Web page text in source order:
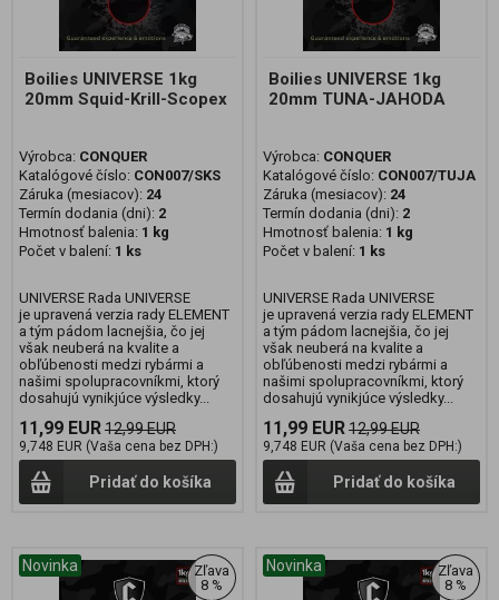
Boilies UNIVERSE 1kg
20mm Squid-Krill-Scopex
Výrobca: CONQUER
Katalógové číslo: CON007/SKS
Záruka (mesiacov): 24
Termín dodania (dni): 2
Hmotnosť balenia: 1 kg
Počet v balení: 1 ks
UNIVERSE Rada UNIVERSE
je upravená verzia rady ELEMENT
a tým pádom lacnejšia, čo jej
však neuberá na kvalite a
obľúbenosti medzi rybármi a
našimi spolupracovníkmi, ktorý
dosahujú vynikjúce výsledky...
11,99 EUR12,99 EUR
9,748 EUR (Vaša cena bez DPH:)
Pridať do košíka
Boilies UNIVERSE 1kg
20mm TUNA-JAHODA
Výrobca: CONQUER
Katalógové číslo: CON007/TUJA
Záruka (mesiacov): 24
Termín dodania (dni): 2
Hmotnosť balenia: 1 kg
Počet v balení: 1 ks
UNIVERSE Rada UNIVERSE
je upravená verzia rady ELEMENT
a tým pádom lacnejšia, čo jej
však neuberá na kvalite a
obľúbenosti medzi rybármi a
našimi spolupracovníkmi, ktorý
dosahujú vynikjúce výsledky...
11,99 EUR12,99 EUR
9,748 EUR (Vaša cena bez DPH:)
Pridať do košíka
Novinka
Zľava
8 %
Novinka
Zľava
8 %